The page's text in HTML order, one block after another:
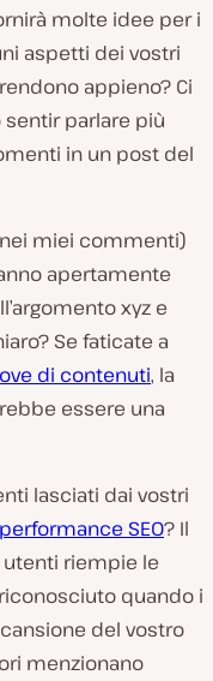
molte idee per i
aspetti dei vostri
appieno? Ci
parlare più
in un post del
nei miei commenti)
apertamente
xyz e
Se faticate a
di contenuti, la
essere una
lasciati dai vostri
performance SEO? Il
riempie le
quando i
del vostro
menzionano